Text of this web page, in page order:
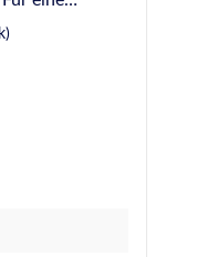
Fuge
- Gebinde
16 mm Griff